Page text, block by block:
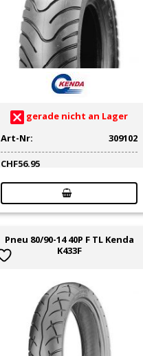
gerade nicht an Lager
Art-Nr:
309102
CHF56.95
Pneu 80/90-14 40P F TL Kenda
K433F